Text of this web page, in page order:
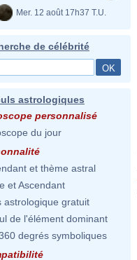
Mer. 12 août 17h37 T.U.
de célébrité
astrologiques
personnalisé
du jour
et thème astral
et Ascendant
astrologique gratuit
de l'élément dominant
degrés symboliques